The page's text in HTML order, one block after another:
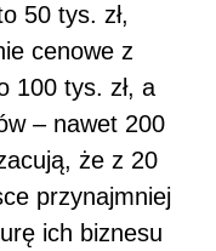
50 tys. zł,
cenowe z
100 tys. zł, a
– nawet 200
że z 20
przynajmniej
ich biznesu